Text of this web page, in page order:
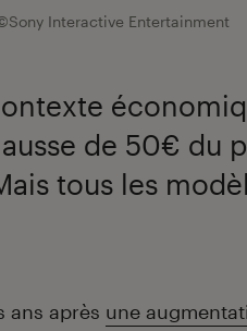
Interactive Entertainment
de 50€ du
tous les
ans après une